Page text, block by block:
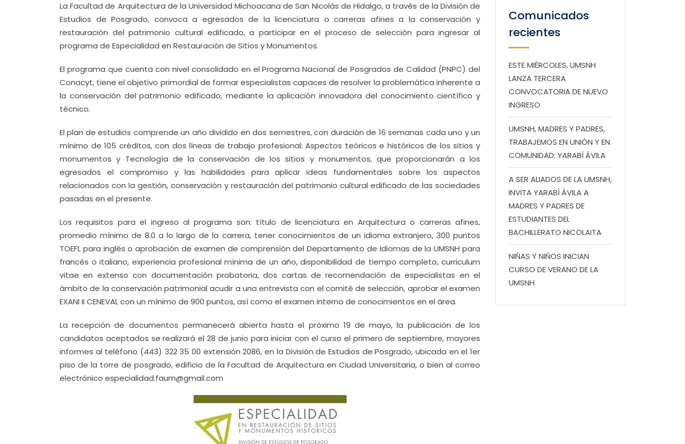
La Facultad de Arquitectura de la Universidad Michoacana de San Nicolás de Hidalgo, a través de la División de
Estudios de Posgrado, convoca a egresados de la licenciatura o carreras afines a la conservación y
restauración del patrimonio cultural edificado, a participar en el proceso de selección para ingresar al
programa de Especialidad en Restauración de Sitios y Monumentos.
El programa que cuenta con nivel consolidado en el Programa Nacional de Posgrados de Calidad (PNPC) del
Conacyt, tiene el objetivo primordial de formar especialistas capaces de resolver la problemática inherente a
la conservación del patrimonio edificado, mediante la aplicación innovadora del conocimiento científico y
técnico.
El plan de estudios comprende un año dividido en dos semestres, con duración de 16 semanas cada uno y un
mínimo de 105 créditos, con dos líneas de trabajo profesional: Aspectos teóricos e históricos de los sitios y
monumentos y Tecnología de la conservación de los sitios y monumentos, que proporcionarán a los
egresados el compromiso y las habilidades para aplicar ideas fundamentales sobre los aspectos
relacionados con la gestión, conservación y restauración del patrimonio cultural edificado de las sociedades
pasadas en el presente.
Los requisitos para el ingreso al programa son: título de licenciatura en Arquitectura o carreras afines,
promedio mínimo de 8.0 a lo largo de la carrera, tener conocimientos de un idioma extranjero, 300 puntos
TOEFL para inglés o aprobación de examen de comprensión del Departamento de Idiomas de la UMSNH para
francés o italiano, experiencia profesional mínima de un año, disponibilidad de tiempo completo, curriculum
vitae en extenso con documentación probatoria, dos cartas de recomendación de especialistas en el
ámbito de la conservación patrimonial acudir a una entrevista con el comité de selección, aprobar el examen
EXANI II CENEVAL con un mínimo de 900 puntos, así como el examen interno de conocimientos en el área.
La recepción de documentos permanecerá abierta hasta el próximo 19 de mayo, la publicación de los
candidatos aceptados se realizará el 28 de junio para iniciar con el curso el primero de septiembre, mayores
informes al teléfono (443) 322 35 00 extensión 2086, en la División de Estudios de Posgrado, ubicada en el 1er
piso de la torre de posgrado, edificio de la Facultad de Arquitectura en Ciudad Universitaria, o bien al correo
electrónico especialidad.faum@gmail.com
Comunicados
recientes
ESTE MIÉRCOLES, UMSNH
LANZA TERCERA
CONVOCATORIA DE NUEVO
INGRESO
UMSNH, MADRES Y PADRES,
TRABAJEMOS EN UNIÓN Y EN
COMUNIDAD: YARABÍ ÁVILA
A SER ALIADOS DE LA UMSNH,
INVITA YARABÍ ÁVILA A
MADRES Y PADRES DE
ESTUDIANTES DEL
BACHILLERATO NICOLAITA
NIÑAS Y NIÑOS INICIAN
CURSO DE VERANO DE LA
UMSNH